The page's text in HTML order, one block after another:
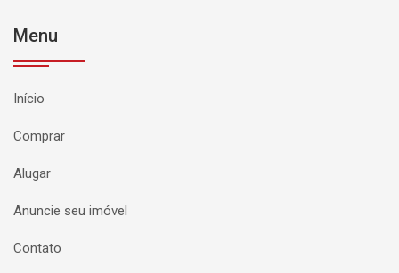
Menu
Início
Comprar
Alugar
Anuncie seu imóvel
Contato